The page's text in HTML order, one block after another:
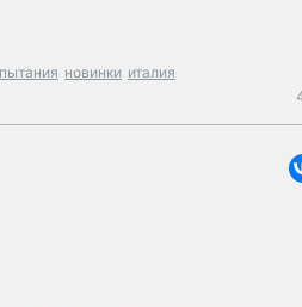
новинки италия